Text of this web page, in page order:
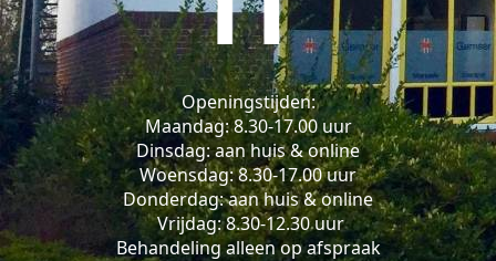
Openingstijden:
Maandag: 8.30-17.00 uur
Dinsdag: aan huis & online
Woensdag: 8.30-17.00 uur
Donderdag: aan huis & online
Vrijdag: 8.30-12.30 uur
Behandeling alleen op afspraak